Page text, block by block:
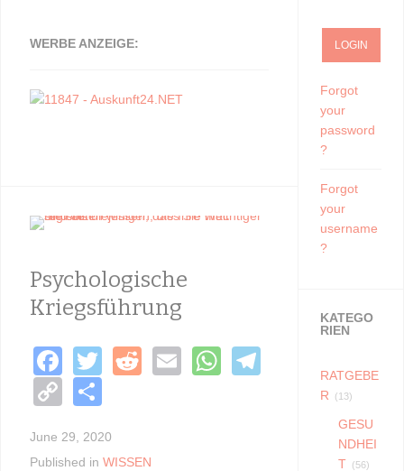
WERBE ANZEIGE:
Psychologische
Kriegsführung
F
a
c
e
T
er
R
E
W
C
p
ar
June 29, 2020
Published in WISSEN
Forgot
your
password
?
Forgot
your
username
?
KATEGO
RIEN
RATGEBE
R
(13)
GESU
NDHEI
T
(56)